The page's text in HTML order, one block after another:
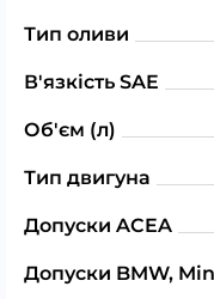
Тип оливи
В'язкість SAE
Об'єм (л)
Тип двигуна
Допуски ACEA
Допуски BMW,